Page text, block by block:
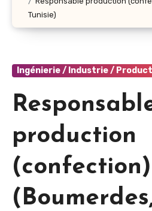
Tunisie)
Ingénierie / Industrie /
production
(confection)